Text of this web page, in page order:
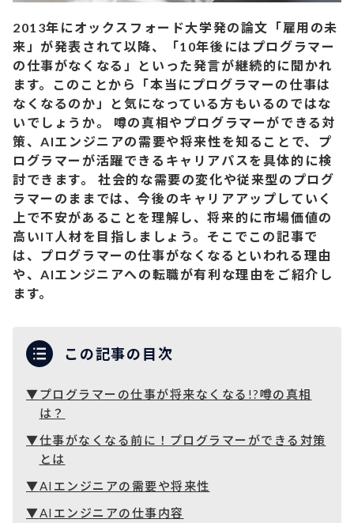
2013年にオックスフォード大学発の論文「雇用の未
来」が発表されて以降、「10年後にはプログラマー
の仕事がなくなる」といった発言が継続的に聞かれ
ます。このことから「本当にプログラマーの仕事は
なくなるのか」と気になっている方もいるのではな
いでしょうか。 噂の真相やプログラマーができる対
策、AIエンジニアの需要や将来性を知ることで、プ
ログラマーが活躍できるキャリアパスを具体的に検
討できます。 社会的な需要の変化や従来型のプログ
ラマーのままでは、今後のキャリアアップしていく
上で不安があることを理解し、将来的に市場価値の
高いIT人材を目指しましょう。そこでこの記事で
は、プログラマーの仕事がなくなるといわれる理由
や、AIエンジニアへの転職が有利な理由をご紹介し
ます。
この記事の目次
プログラマーの仕事が将来なくなる!?噂の真相
は？
仕事がなくなる前に！プログラマーができる対策
とは
AIエンジニアの需要や将来性
AIエンジニアの仕事内容